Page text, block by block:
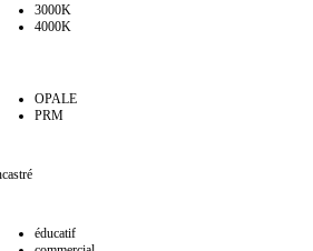
3000K
4000K
OPALE
PRM
éducatif